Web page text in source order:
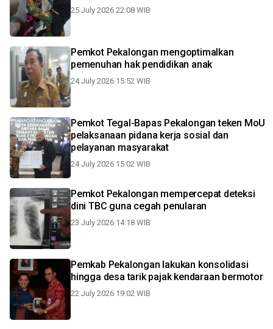
25 July 2026 22:08 WIB
Pemkot Pekalongan mengoptimalkan
pemenuhan hak pendidikan anak
24 July 2026 15:52 WIB
Pemkot Tegal-Bapas Pekalongan teken MoU
pelaksanaan pidana kerja sosial dan
pelayanan masyarakat
24 July 2026 15:02 WIB
Pemkot Pekalongan mempercepat deteksi
dini TBC guna cegah penularan
23 July 2026 14:18 WIB
Pemkab Pekalongan lakukan konsolidasi
hingga desa tarik pajak kendaraan bermotor
22 July 2026 19:02 WIB